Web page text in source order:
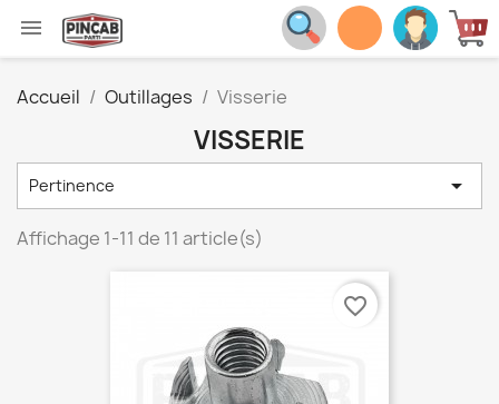

Accueil Outillages Visserie
VISSERIE
Pertinence 
Affichage 1-11 de 11 article(s)
favorite_border